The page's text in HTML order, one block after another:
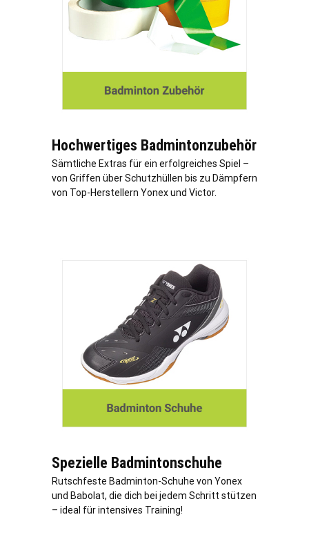
Hochwertiges Badmintonzubehör
Sämtliche Extras für ein erfolgreiches Spiel –
von Griffen über Schutzhüllen bis zu Dämpfern
von Top-Herstellern Yonex und Victor.
Spezielle Badmintonschuhe
Rutschfeste Badminton-Schuhe von Yonex
und Babolat, die dich bei jedem Schritt stützen
– ideal für intensives Training!